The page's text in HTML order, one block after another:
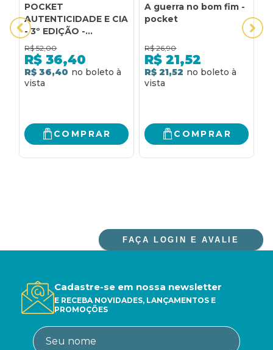
POCKET
AUTENTICIDADE E CIA
- 3º EDIÇÃO -
COLEÇÃO VIRTUDES:
POCKET VIRTUDES
R$ 52,00
R$ 36,40
R$ 36,40
COMPRAR
A guerra no bom fim -
pocket
R$ 26,90
R$ 21,52
R$ 21,52
COMPRAR
FAÇA LOGIN E AVALIE
Cadastre-se em nossa newsletter
E RECEBA NOVIDADES, LANÇAMENTOS E
PROMOÇÕES